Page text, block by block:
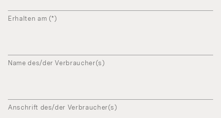
Erhalten am (*)
Name des/der Verbraucher(s)
Anschrift des/der Verbraucher(s)